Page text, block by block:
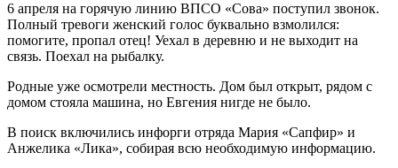
6 апреля на горячую линию ВПСО «Сова» поступил звонок.
Полный тревоги женский голос буквально взмолился:
помогите, пропал отец! Уехал в деревню и не выходит на
связь. Поехал на рыбалку.
Родные уже осмотрели местность. Дом был открыт, рядом с
домом стояла машина, но Евгения нигде не было.
В поиск включились инфорги отряда Мария «Сапфир» и
Анжелика «Лика», собирая всю необходимую информацию.